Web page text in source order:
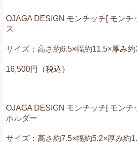
OJAGA DESIGN モンチッチ[ モンチ
ス
サイズ：高さ約6.5×幅約11.5×厚み約
16,500円（税込）
OJAGA DESIGN モンチッチ[ モンチ
ホルダー
サイズ：高さ約7.5×幅約5.2×厚み約